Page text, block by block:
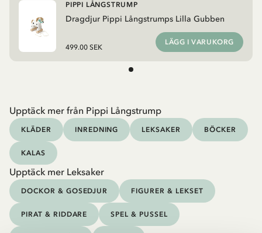
Dragdjur Pippi Långstrumps Lilla Gubben
PIPPI LÅNGSTRUMP
499.00 SEK
LÄGG I VARUKORG
Upptäck mer från Pippi Långstrump
KLÄDER INREDNING LEKSAKER BÖCKER
KALAS
Upptäck mer Leksaker
DOCKOR & GOSEDJUR FIGURER & LEKSET
PIRAT & RIDDARE SPEL & PUSSEL